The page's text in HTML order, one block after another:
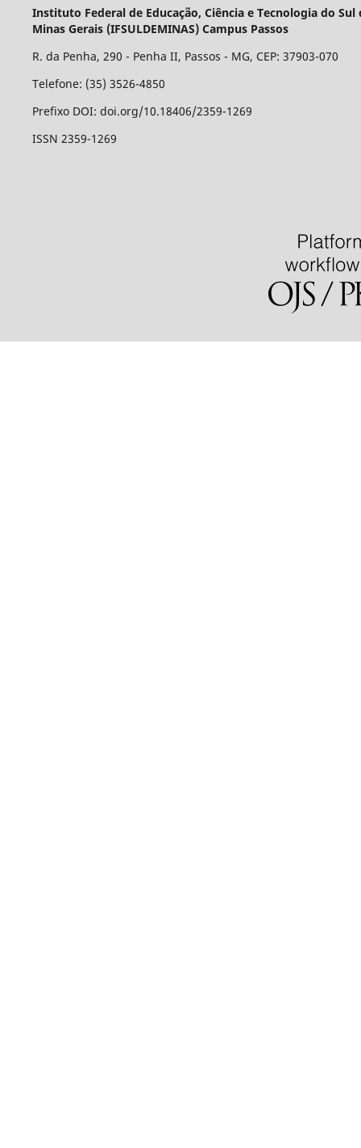
Instituto Federal de Educação, Ciência e Tecnologia do Sul
Minas Gerais (IFSULDEMINAS) Campus Passos
R. da Penha, 290 - Penha II, Passos - MG, CEP: 37903-070
Telefone: (35) 3526-4850
Prefixo DOI: doi.org/10.18406/2359-1269
ISSN 2359-1269